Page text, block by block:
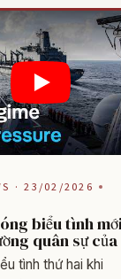
· 23/02/2026
biểu tình
quân sự của
tình thứ hai khi